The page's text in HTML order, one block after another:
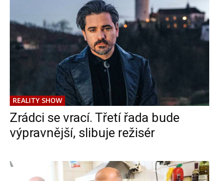
REALITY SHOW
Zrádci se vrací. Třetí řada bude
výpravnější, slibuje režisér